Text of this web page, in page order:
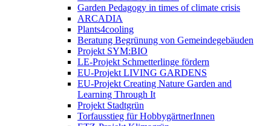
Garden Pedagogy in times of climate crisis
ARCADIA
Plants4cooling
Beratung Begrünung von Gemeindegebäuden
Projekt SYM:BIO
LE-Projekt Schmetterlinge fördern
EU-Projekt LIVING GARDENS
EU-Projekt Creating Nature Garden and
Learning Through It
Projekt Stadtgrün
Torfausstieg für HobbygärtnerInnen